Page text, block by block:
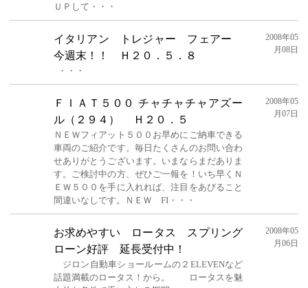
ＵＰして・・・
イタリアン トレジャー フェアー
今週末！！ Ｈ２０．５．８
・・・
2008年05
月08日
ＦＩＡＴ５００ チャチャチャアズー
ル（２９４） Ｈ２０．５
ＮＥＷフィアット５００お早めにご納車できる
車両のご紹介です。毎日たくさんのお問い合わ
せありがとうございます。いまならまだありま
す。ご検討中の方、ぜひご一報を！いち早くＮ
ＥＷ５００を手に入れれば、注目をあびること
間違いなしです。ＮＥＷ FI・・・
2008年05
月07日
お求めやすい ロータス スプリング
ローン好評 延長受付中！
ジロン自動車ショールームの２ELEVENなど
話題満載のロータス！から。 ロータスを魅
2008年05
月06日